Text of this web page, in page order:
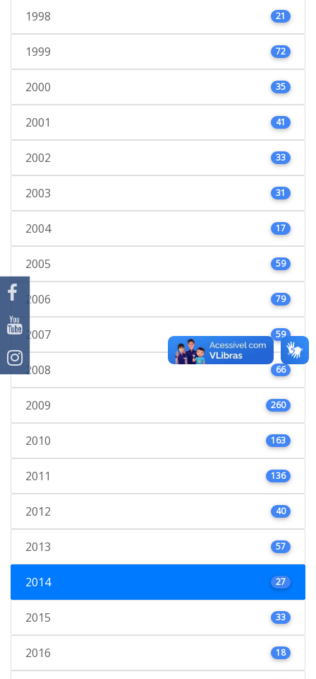
1998 21
1999 72
2000 35
2001 41
2002 33
2003 31
2004 17
2005 59
2006 79
2007 59
2008 66
2009 260
2010 163
2011 136
2012 40
2013 57
2014 27
2015 33
2016 18